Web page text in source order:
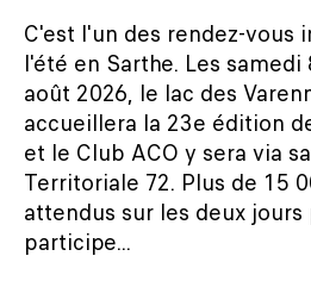
C'est l'un des rendez-vous
l'été en Sarthe. Les
août 2026, le lac des
accueillera la 23e édition
et le Club ACO y sera via
Territoriale 72. Plus de 15
attendus sur les deux
participe...